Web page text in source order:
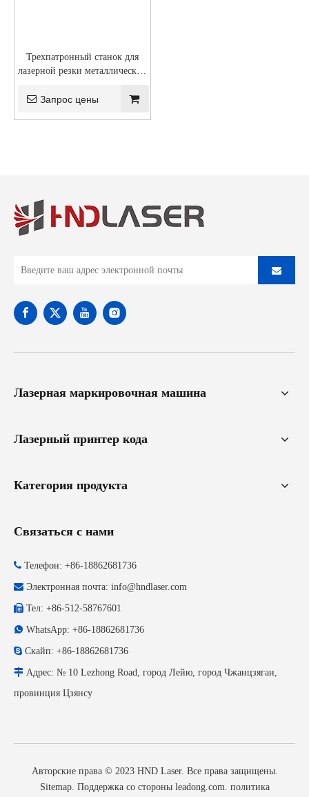
Трехпатронный станок для
лазерной резки металлических
Запрос цены
Лазерная маркировочная машина
Лазерный принтер кода
Категория продукта
Связаться с нами
 Телефон: +86-18862681736
 Электронная почта: info@hndlaser.com
 Тел: +86-512-58767601
 WhatsApp: +86-18862681736
 Скайп: +86-18862681736
 Адрес: № 10 Lezhong Road, город Лейю, город Чжанцзяган,
провинция Цзянсу
Авторские права © 2023 HND Laser. Все права защищены.
Sitemap. Поддержка со стороны leadong.com. политика